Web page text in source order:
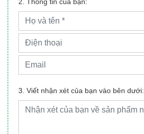
3. Viết nhận xét của bạn vào bên dưới: